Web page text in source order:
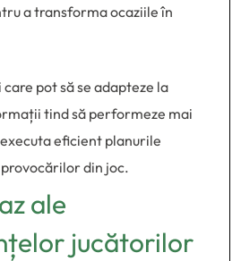
a transforma ocaziile în
pot să se adapteze la
tind să performeze mai
eficient planurile
din joc.
ale
jucătorilor